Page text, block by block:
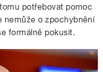
potřebovat pomoc
nemůže o zpochybnění
formálně pokusit.